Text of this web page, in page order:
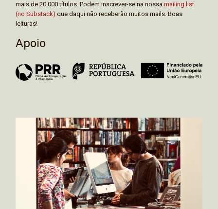
mais de 20.000 títulos. Podem inscrever-se na nossa mailing list
(no Substack) que daqui não receberão muitos mails. Boas
leituras!
Apoio